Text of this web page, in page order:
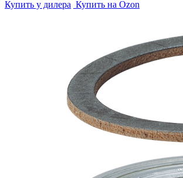
Купить у дилера Купить на Ozon